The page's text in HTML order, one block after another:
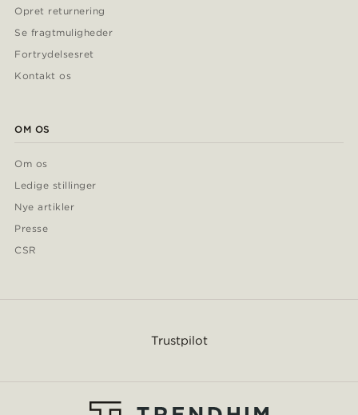
Opret returnering
Se fragtmuligheder
Fortrydelsesret
Kontakt os
OM OS
Om os
Ledige stillinger
Nye artikler
Presse
CSR
Trustpilot